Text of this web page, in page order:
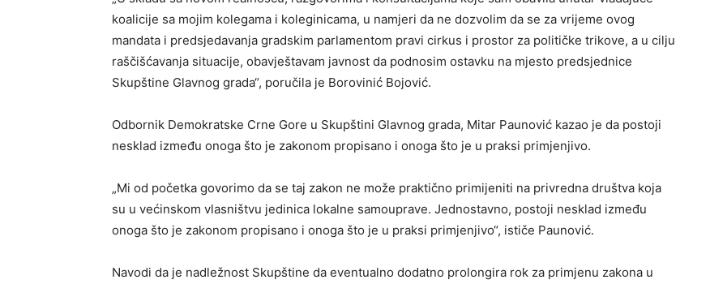
koalicije sa mojim kolegama i koleginicama, u namjeri da ne dozvolim da se za vrijeme ovog
mandata i predsjedavanja gradskim parlamentom pravi cirkus i prostor za političke trikove, a u cilju
raščišćavanja situacije, obavještavam javnost da podnosim ostavku na mjesto predsjednice
Skupštine Glavnog grada“, poručila je Borovinić Bojović.
Odbornik Demokratske Crne Gore u Skupštini Glavnog grada, Mitar Paunović kazao je da postoji
nesklad između onoga što je zakonom propisano i onoga što je u praksi primjenjivo.
„Mi od početka govorimo da se taj zakon ne može praktično primijeniti na privredna društva koja
su u većinskom vlasništvu jedinica lokalne samouprave. Jednostavno, postoji nesklad između
onoga što je zakonom propisano i onoga što je u praksi primjenjivo“, ističe Paunović.
Navodi da je nadležnost Skupštine da eventualno dodatno prolongira rok za primjenu zakona u